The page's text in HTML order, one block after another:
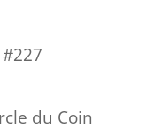
du Coin